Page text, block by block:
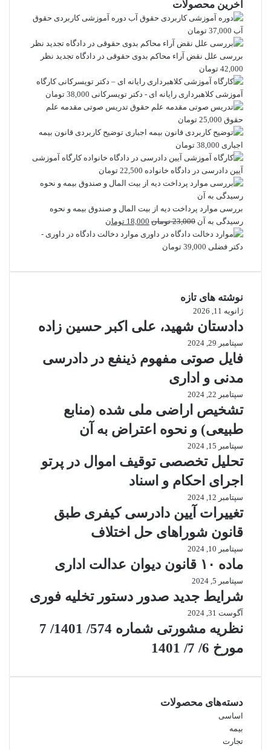
آخرین محصولات
دوره آموزشی کاربردی حقوق
آب 37,000 تومان
بررسی علل نقض آراء محاکم بدوی حقوقی در دادگاه تجدید نظر
42,000 تومان
کارگاه
آموزشی کلاهبرداری رایانه ای - دکتر تویسرکانی 38,000 تومان
تدریس صوتی مقدمه علم
حقوق 25,000 تومان
توضیح کاربردی قانون بیمه
اجباری 38,000 تومان
کارگاه آموزشی
آیین دادرسی در دادگاه خانواده 22,500 تومان
بررسی موارد پرداخت دیه از بیت المال و صندوق بیمه و نحوه
رسیدگی به آن 23,000 تومان قیمت
اصلی
18,000 تومان
فعلی
موارد دخالت دادگاه در داوری -
دکتر فضلی 39,000 تومان
نوشته های تازه
ژانویه 11, 2026
دادستان شهید، علی اکبر حسین زاده
سپتامبر 29, 2024
فایل صوتی مفهوم ذینفع در دادرسی
مدنی و اداری
سپتامبر 22, 2024
تشخیص اراضی ملی شده (منابع
طبیعی) و نحوه اعتراض به آن
سپتامبر 15, 2024
تحلیل تخصصی توقیف اموال در پرتو
اجرای احکام و اسناد
سپتامبر 12, 2024
تغییرات آیین دادرسی کیفری طبق
قانون شوراهای حل اختلاف
سپتامبر 10, 2024
ماده ۱۰ قانون دیوان عدالت اداری
سپتامبر 5, 2024
شرایط جدید صدور دستور تخلیه فوری
آگوست 31, 2024
نظریه مشورتی شماره 574/ 1401/ 7
مورخ 6/ 7/ 1401
دسته‌های محصولات
اساسی
بیمه
تجارت